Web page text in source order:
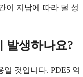
이 지남에 따라 덜 성
발생하나요?
것입니다. PDE5 억